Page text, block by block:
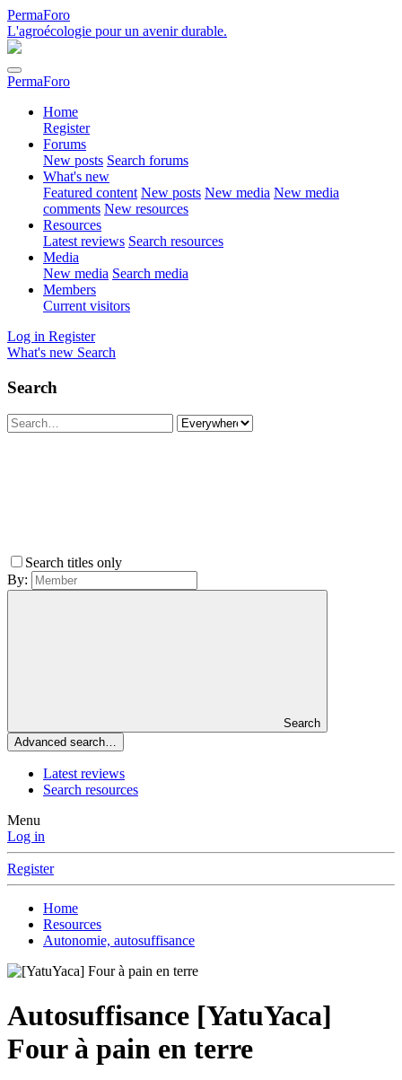
PermaForo
L'agroécologie pour un avenir durable.
PermaForo
Home
Register
Forums
New posts Search forums
What's new
Featured content New posts New media New media
comments New resources
Resources
Latest reviews Search resources
Media
New media Search media
Members
Current visitors
Log in Register
What's new Search
Search
Search titles only
By:
Search
Advanced search…
Latest reviews
Search resources
Menu
Log in
Register
Home
Resources
Autonomie, autosuffisance
Autosuffisance [YatuYaca]
Four à pain en terre